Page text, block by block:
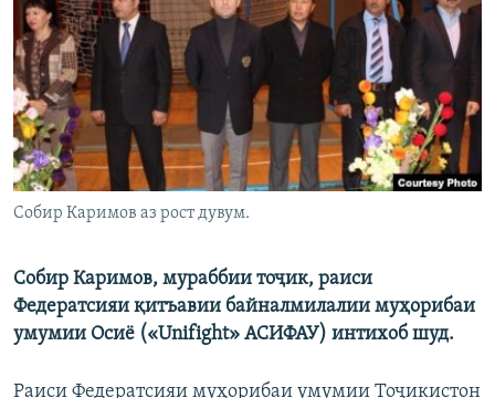
ГУЗОРИШҲОИ РАДИОӢ
Русский
ПАЙГИРӢ КУНЕД
Собир Каримов аз рост дувум.
Собир Каримов, мураббии тоҷик, раиси
Федератсияи қитъавии байналмилалии муҳорибаи
умумии Осиё («Unifight» АСИФАУ) интихоб шуд.
Раиси Федератсияи муҳорибаи умумии Тоҷикистон